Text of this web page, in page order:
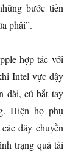
bước tiến
phải”.
hợp tác với
Intel vực dậy
dài, cú bắt tay
Hiện họ phụ
dây chuyền
trạng quá tải